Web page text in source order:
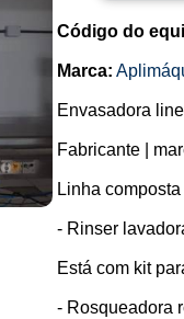
Código do
Marca:
Envasadora
Fabricante |
Linha
- Rinser
Está com kit
- Rosqueadora